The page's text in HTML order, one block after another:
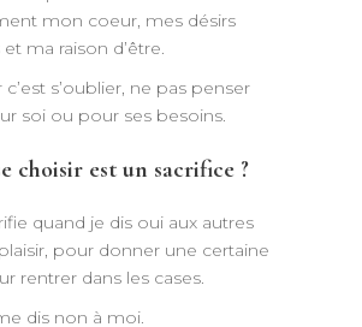
mon coeur, mes désirs
ma raison d’être.
c’est s’oublier, ne pas penser
soi ou pour ses besoins.
choisir est un sacrifice ?
quand je dis oui aux autres
pour donner une certaine
rentrer dans les cases.
dis non à moi.